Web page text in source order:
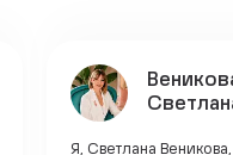
Я, Светлана Веникова,